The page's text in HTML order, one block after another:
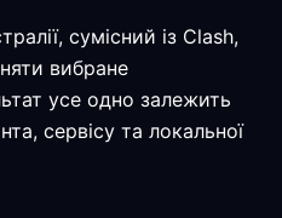
сумісний із Clash,
вибране
усе одно залежить
сервісу та локальної